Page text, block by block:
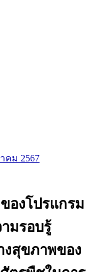
คม 2567
องโปรแกรม
มรอบรู้
งสุขภาพของ